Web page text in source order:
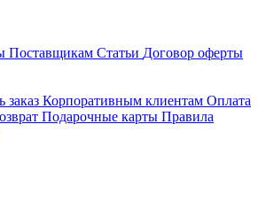
Поставщикам Статьи Договор оферты
заказ Корпоративным клиентам Оплата
Подарочные карты Правила